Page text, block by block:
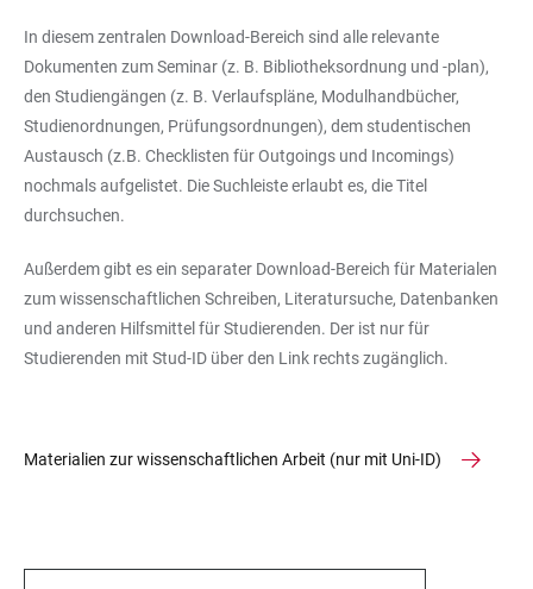
In diesem zentralen Download-Bereich sind alle relevante
Dokumenten zum Seminar (z. B. Bibliotheksordnung und -plan),
den Studiengängen (z. B. Verlaufspläne, Modulhandbücher,
Studienordnungen, Prüfungsordnungen), dem studentischen
Austausch (z.B. Checklisten für Outgoings und Incomings)
nochmals aufgelistet. Die Suchleiste erlaubt es, die Titel
durchsuchen.
Außerdem gibt es ein separater Download-Bereich für Materialen
zum wissenschaftlichen Schreiben, Literatursuche, Datenbanken
und anderen Hilfsmittel für Studierenden. Der ist nur für
Studierenden mit Stud-ID über den Link rechts zugänglich.
Materialien zur wissenschaftlichen Arbeit (nur mit Uni-ID)